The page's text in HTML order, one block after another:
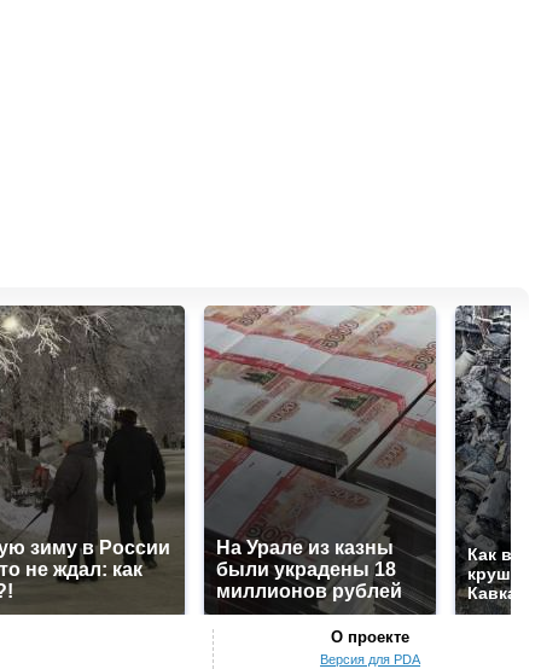
зиму в России
не ждал: как
На Урале из казны
были украдены 18
миллионов рублей
Как
О проекте
Версия для PDA